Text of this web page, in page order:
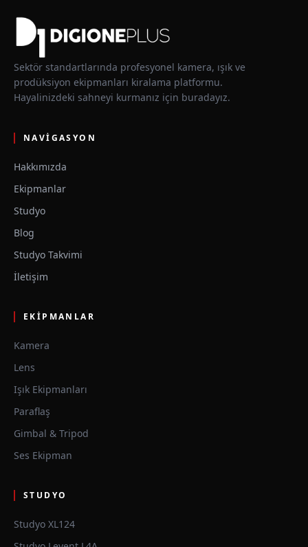
Sektör standartlarında profesyonel kamera, ışık ve
prodüksiyon ekipmanları kiralama platformu.
Hayalinizdeki sahneyi kurmanız için buradayız.
NAVIGASYON
Hakkımızda
Ekipmanlar
Studyo
Blog
Studyo Takvimi
İletişim
EKIPMANLAR
Kamera
Lens
Işık Ekipmanları
Paraflaş
Gimbal & Tripod
Ses Ekipman
STUDYO
Studyo XL124